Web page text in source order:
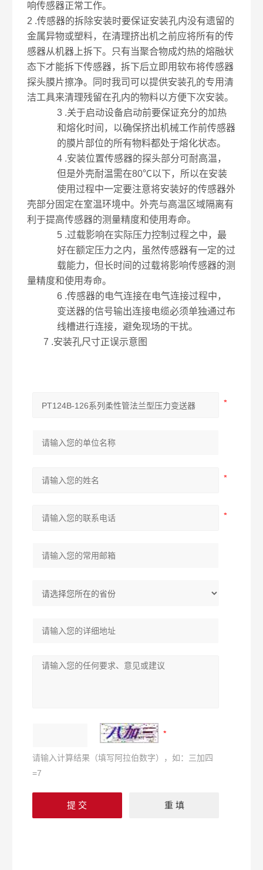
响传感器正常工作。
2 .传感器的拆除安装时要保证安装孔内没有遗留的
金属异物或塑料，在清理挤出机之前应将所有的传
感器从机器上拆下。只有当聚合物成灼热的熔融状
态下才能拆下传感器，拆下后立即用软布将传感器
探头膜片擦净。同时我司可以提供安装孔的专用清
洁工具来清理残留在孔内的物料以方便下次安装。
3 .关于启动设备启动前要保证充分的加热
和熔化时间，以确保挤出机械工作前传感器
的膜片部位的所有物料都处于熔化状态。
4 .安装位置传感器的探头部分可耐高温，
但是外壳耐温需在80℃以下，所以在安装
使用过程中一定要注意将安装好的传感器外
壳部分固定在室温环境中。外壳与高温区域隔离有
利于提高传感器的测量精度和使用寿命。
5 .过载影响在实际压力控制过程之中，最
好在额定压力之内，虽然传感器有一定的过
载能力，但长时间的过载将影响传感器的测
量精度和使用寿命。
6 .传感器的电气连接在电气连接过程中，
变送器的信号输出连接电缆必须单独通过布
线槽进行连接，避免现场的干扰。
7 .安装孔尺寸正误示意图
请输入计算结果（填写阿拉伯数字），如：三加四
=7